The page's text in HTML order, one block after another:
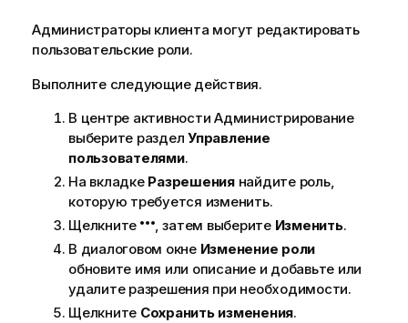
Администраторы клиента могут редактировать
пользовательские роли.
Выполните следующие действия.
В центре активности Администрирование
выберите раздел Управление
пользователями.
На вкладке Разрешениянайдите роль,
которую требуется изменить.
Щелкните
, затем выберите Изменить.
В диалоговом окне Изменение роли
обновите имя или описание и добавьте или
удалите разрешения при необходимости.
Щелкните Сохранить изменения.